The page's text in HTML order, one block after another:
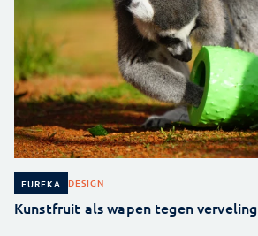
EUREKA DESIGN
Kunstfruit als wapen tegen verveling